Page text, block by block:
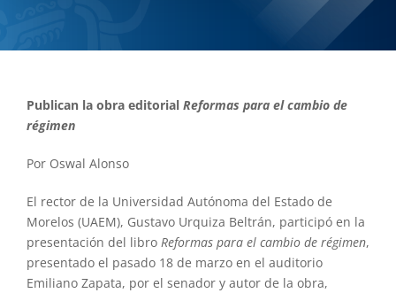
Publican la obra editorial Reformas para el cambio de
régimen
Por Oswal Alonso
El rector de la Universidad Autónoma del Estado de
Morelos (UAEM), Gustavo Urquiza Beltrán, participó en la
presentación del libro Reformas para el cambio de régimen,
presentado el pasado 18 de marzo en el auditorio
Emiliano Zapata, por el senador y autor de la obra,